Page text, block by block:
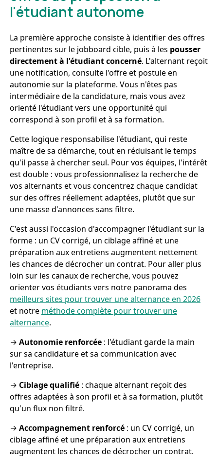
l'étudiant autonome
La première approche consiste à identifier des offres
pertinentes sur le jobboard cible, puis à les pousser
directement à l'étudiant concerné. L'alternant reçoit
une notification, consulte l'offre et postule en
autonomie sur la plateforme. Vous n'êtes pas
intermédiaire de la candidature, mais vous avez
orienté l'étudiant vers une opportunité qui
correspond à son profil et à sa formation.
Cette logique responsabilise l'étudiant, qui reste
maître de sa démarche, tout en réduisant le temps
qu'il passe à chercher seul. Pour vos équipes, l'intérêt
est double : vous professionnalisez la recherche de
vos alternants et vous concentrez chaque candidat
sur des offres réellement adaptées, plutôt que sur
une masse d'annonces sans filtre.
C'est aussi l'occasion d'accompagner l'étudiant sur la
forme : un CV corrigé, un ciblage affiné et une
préparation aux entretiens augmentent nettement
les chances de décrocher un contrat. Pour aller plus
loin sur les canaux de recherche, vous pouvez
orienter vos étudiants vers notre panorama des
meilleurs sites pour trouver une alternance en 2026
et notre méthode complète pour trouver une
alternance.
→ Autonomie renforcée : l'étudiant garde la main
sur sa candidature et sa communication avec
l'entreprise.
→ Ciblage qualifié : chaque alternant reçoit des
offres adaptées à son profil et à sa formation, plutôt
qu'un flux non filtré.
→ Accompagnement renforcé : un CV corrigé, un
ciblage affiné et une préparation aux entretiens
augmentent les chances de décrocher un contrat.